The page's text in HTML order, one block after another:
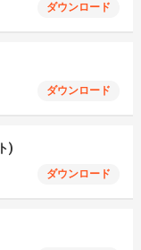
ダウンロード
ダウンロード
)
ダウンロード